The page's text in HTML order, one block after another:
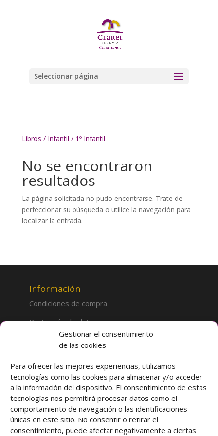
Gestionar el consentimiento
de las cookies
Para ofrecer las mejores experiencias, utilizamos
tecnologías como las cookies para almacenar y/o acceder
a la información del dispositivo. El consentimiento de estas
tecnologías nos permitirá procesar datos como el
comportamiento de navegación o las identificaciones
únicas en este sitio. No consentir o retirar el
consentimiento, puede afectar negativamente a ciertas
Seleccionar página
Libros / Infantil / 1º Infantil
No se encontraron
resultados
La página solicitada no pudo encontrarse. Trate de
perfeccionar su búsqueda o utilice la navegación para
localizar la entrada.
Información
Condiciones de compra
Protección de datos
Sobre la tienda
Inicio
Mi cuenta
Preguntas frecuentes
Colegio CLARET